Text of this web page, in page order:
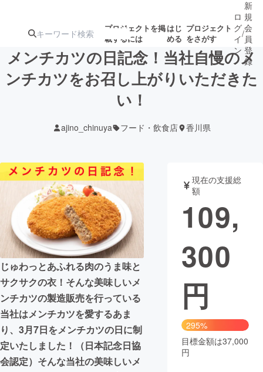
プロジェクトを掲
載するには
はじ
める
プロジェクト
をさがす
注目の新着プロ
テクノロジー・ガジェット
映像・映画 書籍・雑誌
ビジネス・起業 チャレンジ
まちづくり・地域活性化
CAMPFIRE for Social Good
CAMPFIRE Creation
CAMPFIREふるさと納税 machi-ya コミュニティ
ロ
グ
イ
ン
/
新
規
会
員
登
録
メンチカツの日記念！当社自慢のメ
ンチカツをお召し上がりいただきた
い！
ajino_chinuya フード・飲食店 香川県
じゅわっとあふれる肉のうま味と
サクサクの衣！そんな美味しいメ
ンチカツの製造販売を行っている
当社はメンチカツを愛するあま
り、3月7日をメンチカツの日に制
定いたしました！（日本記念日協
会認定）そんな当社の美味しいメ
現在の支援総
額
109,
300
円
295%
目標金額は37,000
円